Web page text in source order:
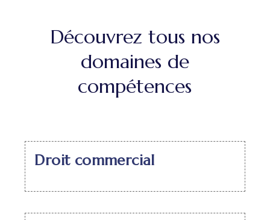
Découvrez tous nos
domaines de
compétences
Droit commercial